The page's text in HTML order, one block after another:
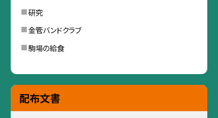
研究
金管バンドクラブ
駒場の給食
配布文書